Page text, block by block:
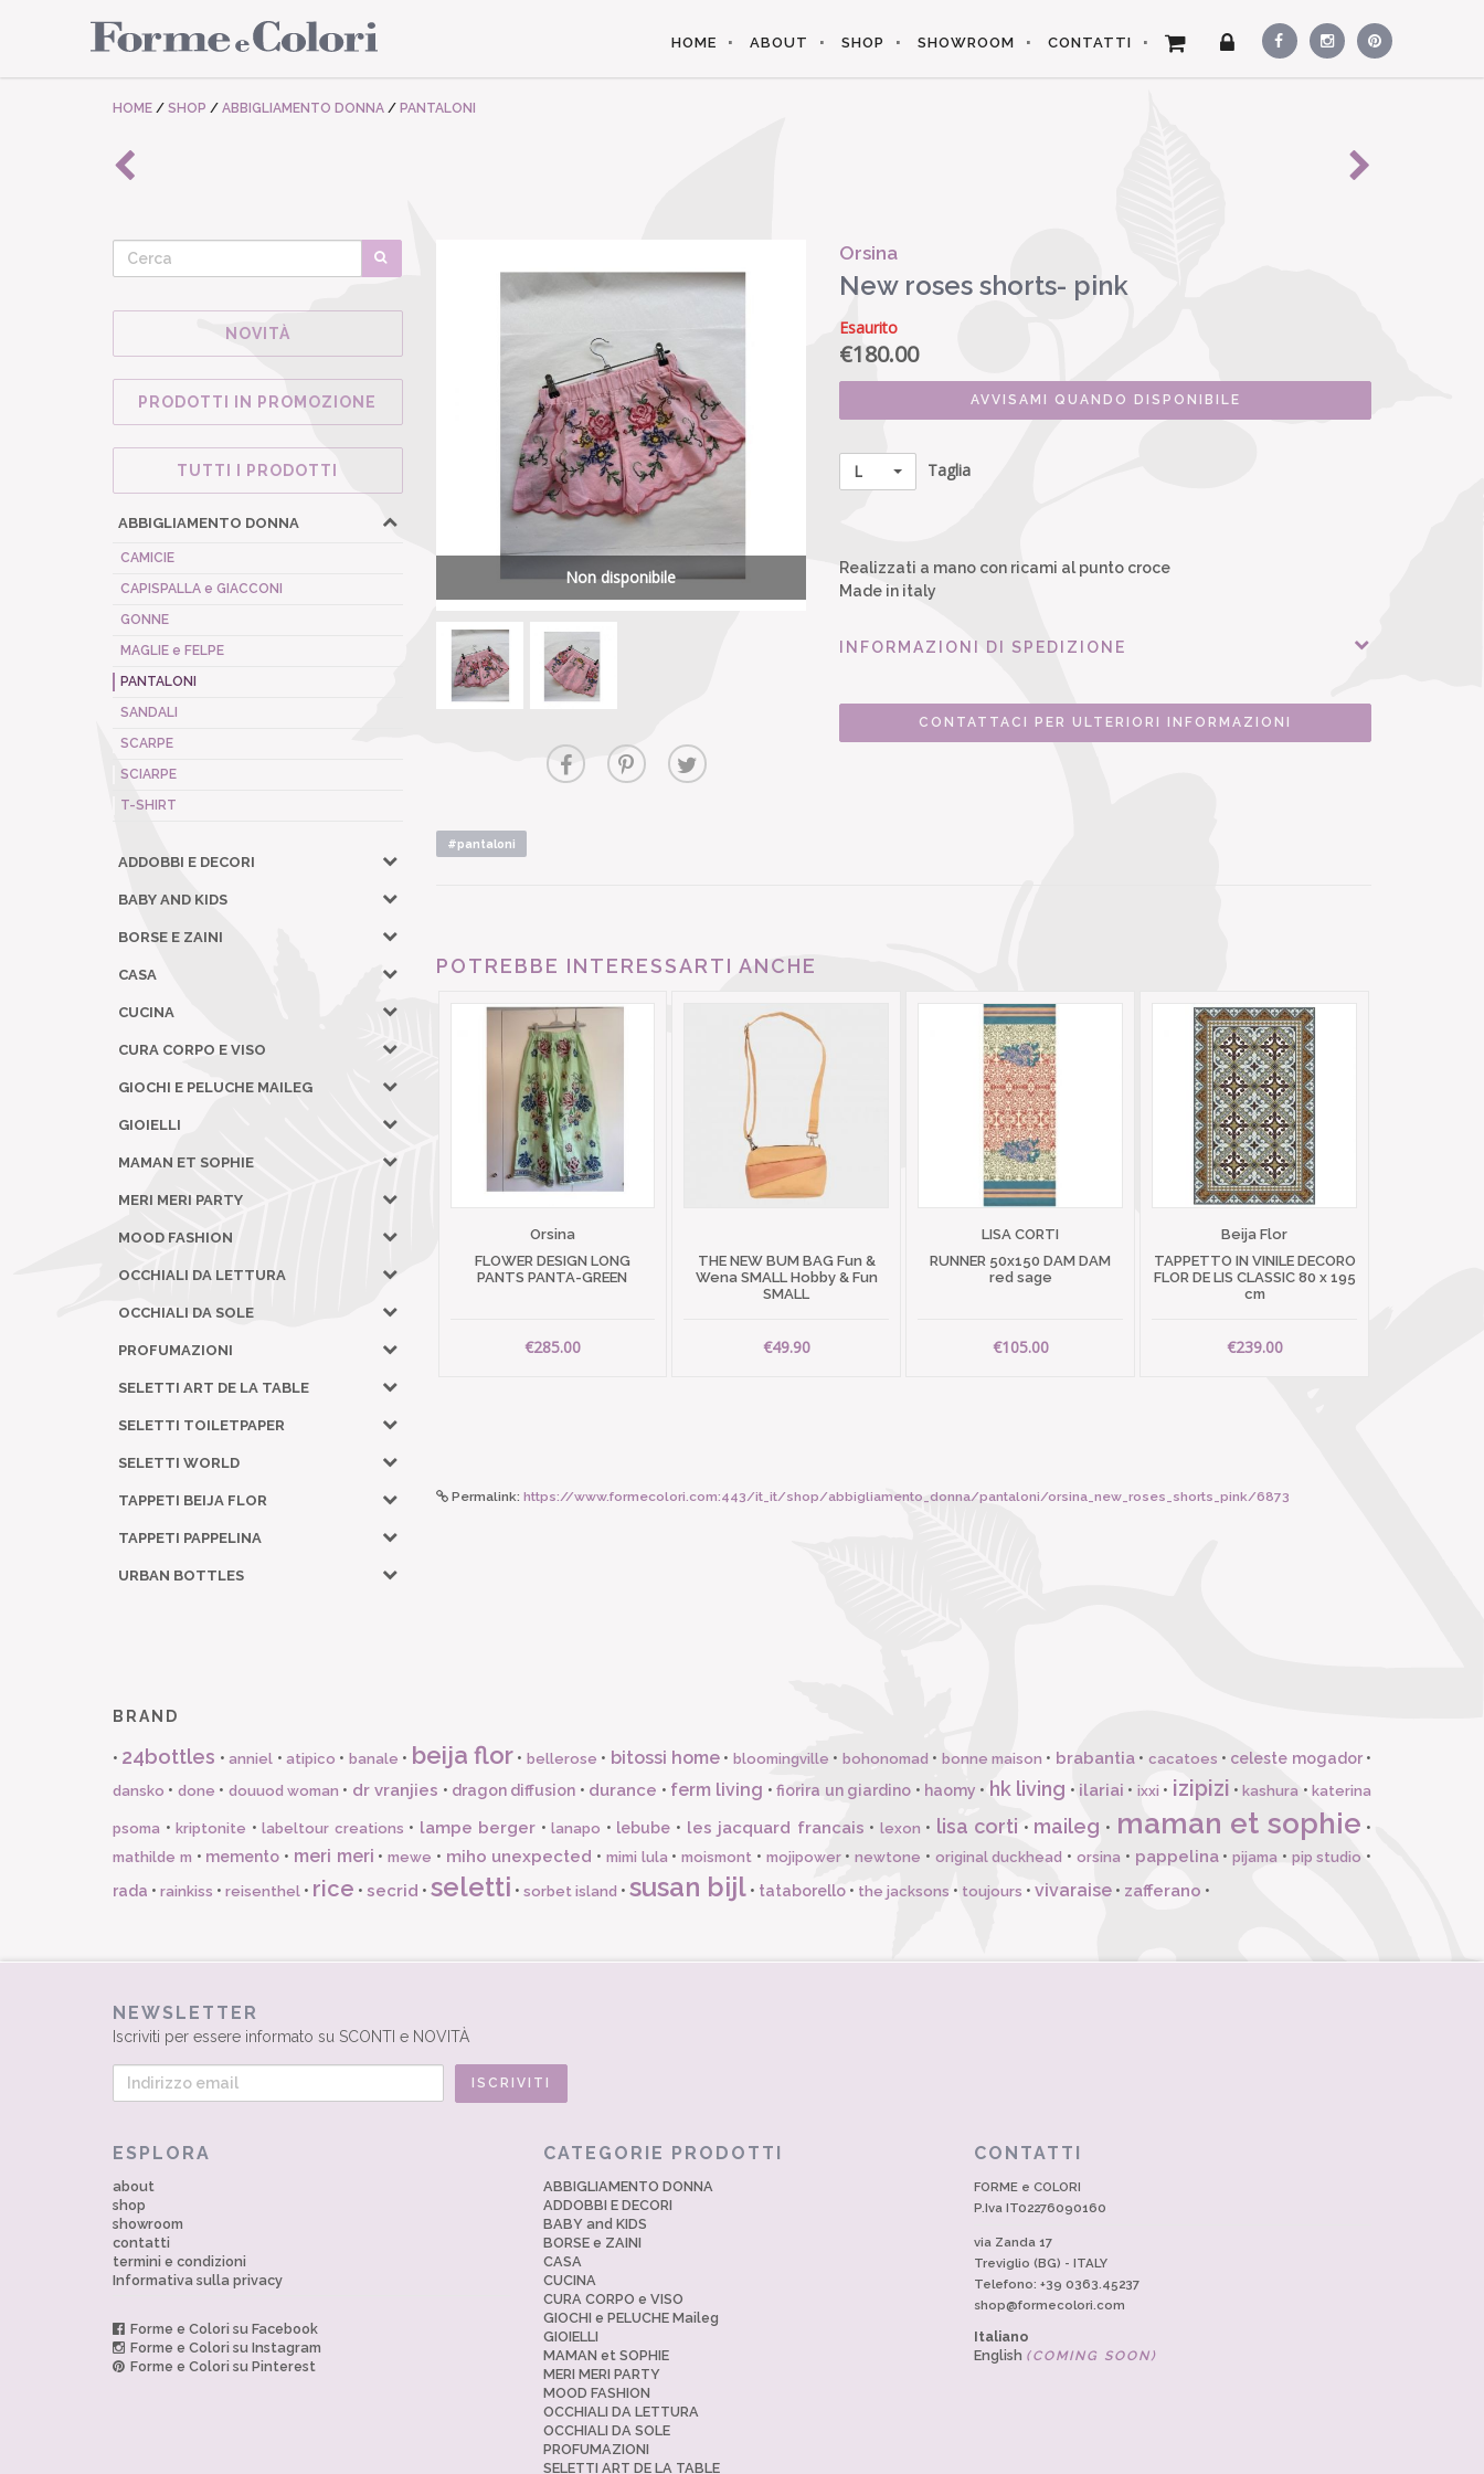
HOME ABOUT SHOP SHOWROOM CONTATTI
HOME / SHOP / ABBIGLIAMENTO DONNA / PANTALONI
NOVITÀ
PRODOTTI IN PROMOZIONE
TUTTI I PRODOTTI
ABBIGLIAMENTO DONNA
CAMICIE
CAPISPALLA e GIACCONI
GONNE
MAGLIE e FELPE
PANTALONI
SANDALI
SCARPE
SCIARPE
T-SHIRT
ADDOBBI E DECORI
BABY AND KIDS
BORSE E ZAINI
CASA
CUCINA
CURA CORPO E VISO
GIOCHI E PELUCHE MAILEG
GIOIELLI
MAMAN ET SOPHIE
MERI MERI PARTY
MOOD FASHION
OCCHIALI DA LETTURA
OCCHIALI DA SOLE
PROFUMAZIONI
SELETTI ART DE LA TABLE
SELETTI TOILETPAPER
SELETTI WORLD
TAPPETI BEIJA FLOR
TAPPETI PAPPELINA
URBAN BOTTLES
Non disponibile
Orsina
New roses shorts- pink
Esaurito
€180.00
AVVISAMI QUANDO DISPONIBILE
L Taglia
Realizzati a mano con ricami al punto croce
Made in italy
INFORMAZIONI DI SPEDIZIONE
CONTATTACI PER ULTERIORI INFORMAZIONI
#pantaloni
POTREBBE INTERESSARTI ANCHE
Orsina
FLOWER DESIGN LONG
PANTS PANTA-GREEN
€285.00
THE NEW BUM BAG Fun &
Wena SMALL Hobby & Fun
SMALL
€49.90
LISA CORTI
RUNNER 50x150 DAM DAM
red sage
€105.00
Beija Flor
TAPPETTO IN VINILE DECORO
FLOR DE LIS CLASSIC 80 x 195
cm
€239.00
Permalink: https://www.formecolori.com:443/it_it/shop/abbigliamento_donna/pantaloni/orsina_new_roses_shorts_pink/6873
BRAND
• 24bottles •anniel •atipico • banale • beija flor • bellerose • bitossi home • bloomingville • bohonomad • bonne maison • brabantia• cacatoes • celeste mogador•
dansko • done • douuod woman • dr vranjies • dragon diffusion • durance • ferm living •fiorira un giardino • haomy • hk living • ilariai • ixxi • izipizi •kashura •katerina
psoma •kriptonite •labeltour creations • lampe berger •lanapo • lebube • les jacquard francais • lexon • lisa corti • maileg • maman et sophie •
mathilde m • memento • meri meri •mewe • miho unexpected • mimi lula •moismont • mojipower•newtone • original duckhead • orsina • pappelina•pijama • pip studio •
rada • rainkiss • reisenthel • rice • secrid • seletti • sorbet island • susan bijl • tataborello • the jacksons • toujours • vivaraise • zafferano •
NEWSLETTER
Iscriviti per essere informato su SCONTI e NOVITÀ
ESPLORA
about
shop
showroom
contatti
termini e condizioni
Informativa sulla privacy
Forme e Colori su Facebook
Forme e Colori su Instagram
Forme e Colori su Pinterest
CATEGORIE PRODOTTI
ABBIGLIAMENTO DONNA
ADDOBBI E DECORI
BABY and KIDS
BORSE e ZAINI
CASA
CUCINA
CURA CORPO e VISO
GIOCHI e PELUCHE Maileg
GIOIELLI
MAMAN et SOPHIE
MERI MERI PARTY
MOOD FASHION
OCCHIALI DA LETTURA
OCCHIALI DA SOLE
PROFUMAZIONI
SELETTI ART DE LA TABLE
CONTATTI
FORME e COLORI
P.Iva IT02276090160
via Zanda 17
Treviglio (BG) - ITALY
Telefono: +39 0363.45237
shop@formecolori.com
Italiano
English (COMING SOON)